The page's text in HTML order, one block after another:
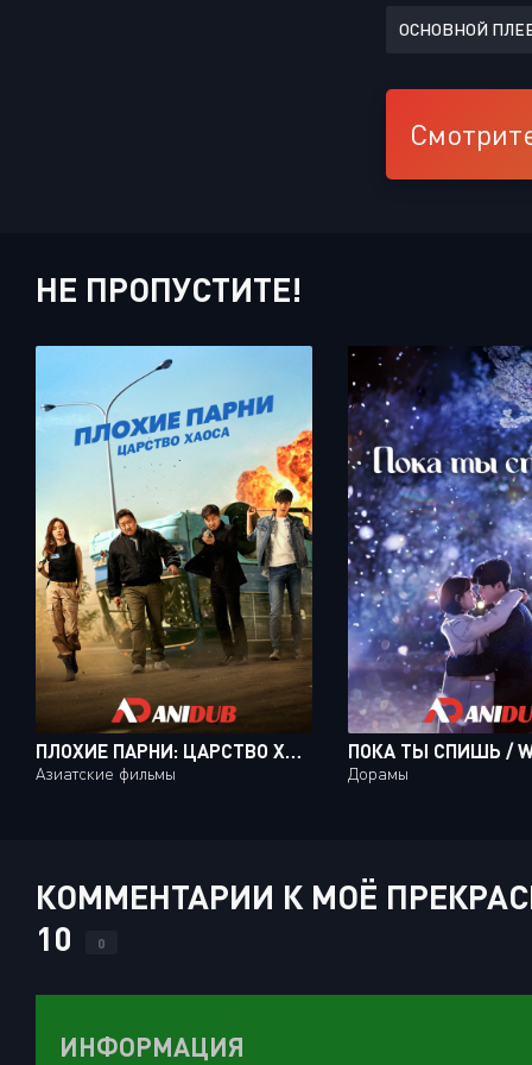
ОСНОВНОЙ
НЕ ПРОПУСТИТЕ!
ПЛОХИЕ ПАРНИ: ЦАРСТВО ХАОСА / THE BAD GUYS REIGN OF CHAOS
Азиатские фильмы Дорамы
КОММЕНТАРИИ К МОЁ
10
0
ИНФОРМАЦИЯ